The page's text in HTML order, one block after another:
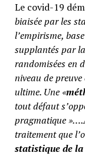
Le covid-19
biaisée par les
l’empirisme,
supplantés par la
randomisées en
niveau de
ultime. Une «
tout défaut
pragmatique
traitement que
statistique de la